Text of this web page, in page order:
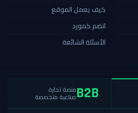
كيف يعمل الموقع
انضم كمورد
الأسئلة الشائعة
B2Bمنصة تجارة
صناعية متخصصة